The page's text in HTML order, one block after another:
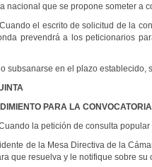
nacional que se propone someter a
Cuando el escrito de solicitud de la
prevendrá a los peticionarios
subsanarse en el plazo establecido,
PARA LA CONVOCATORIA
la petición de consulta
de la Mesa Directiva de la
que resuelva y le notifique sobre